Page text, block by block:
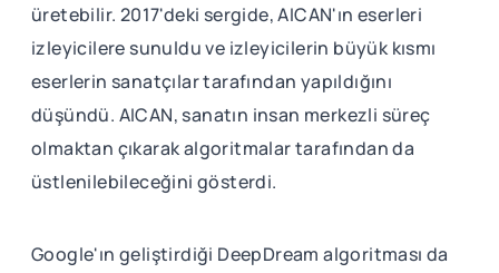
üretebilir. 2017'deki sergide, AICAN'ın eserleri
izleyicilere sunuldu ve izleyicilerin büyük kısmı
eserlerin sanatçılar tarafından yapıldığını
düşündü. AICAN, sanatın insan merkezli süreç
olmaktan çıkarak algoritmalar tarafından da
üstlenilebileceğini gösterdi.
Google'ın geliştirdiği DeepDream algoritması da